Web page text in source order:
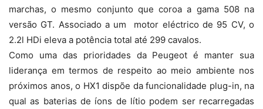
marchas, o mesmo conjunto que coroa a gama 508 na
versão GT. Associado a um motor eléctrico de 95 CV, o
2.2l HDi eleva a potência total até 299 cavalos.
Como uma das prioridades da Peugeot é manter sua
liderança em termos de respeito ao meio ambiente nos
próximos anos, o HX1 dispõe da funcionalidade plug-in, na
qual as baterias de íons de lítio podem ser recarregadas